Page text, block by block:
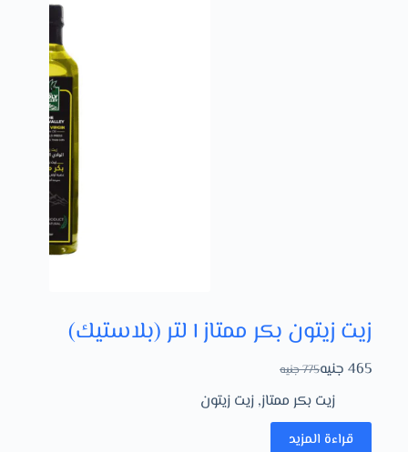
زيت زيتون بكر ممتاز ١ لتر (بلاستيك)
775جنيه 465 جنيه
زيت بكر ممتاز, زيت زيتون
قراءة المزيد